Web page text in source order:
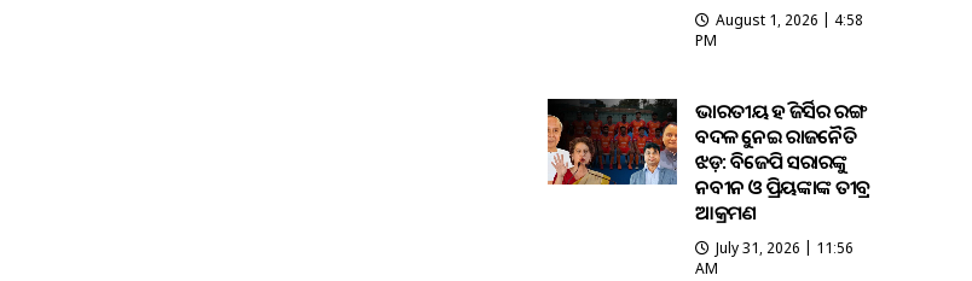
August 1, 2026 | 4:58
PM
ଭାରତୀୟ ହକି ଜର୍ସିର ରଙ୍ଗ
ବଦଳକୁ ନେଇ ରାଜନୈତିକ
ଝଡ଼: ବିଜେପି ସରକାରଙ୍କୁ
ନବୀନ ଓ ପ୍ରିୟଙ୍କାଙ୍କ ତୀବ୍ର
ଆକ୍ରମଣ
July 31, 2026 | 11:56
AM